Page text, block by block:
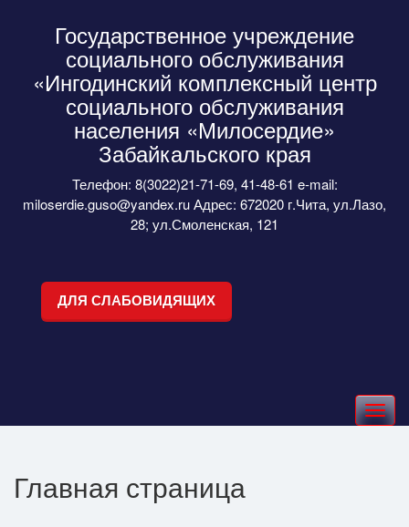
Государственное учреждение
социального обслуживания
«Ингодинский комплексный центр
социального обслуживания
населения «Милосердие»
Забайкальского края
Телефон: 8(3022)21-71-69, 41-48-61 e-mail:
miloserdie.guso@yandex.ru Адрес: 672020 г.Чита, ул.Лазо,
28; ул.Смоленская, 121
ДЛЯ СЛАБОВИДЯЩИХ
Toggle
navigation
Главная страница